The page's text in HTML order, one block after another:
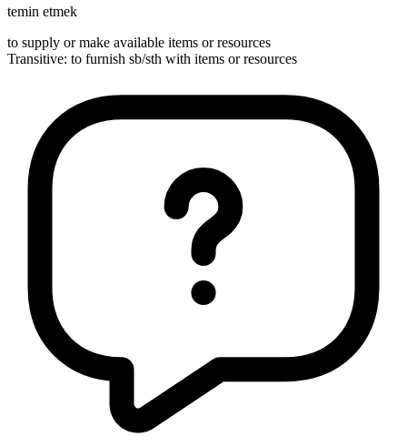
temin etmek
to supply or make available items or resources
Transitive: to furnish sb/sth with items or resources